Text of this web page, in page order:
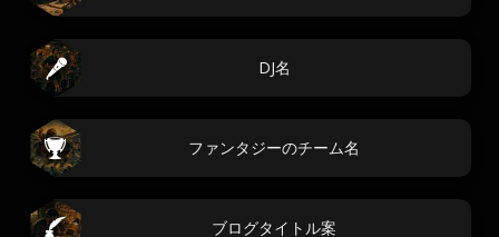
DJ名
ファンタジーのチーム名
ブログタイトル案